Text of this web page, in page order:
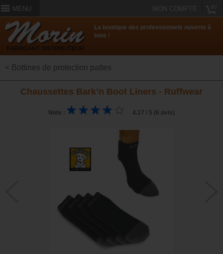
MENU MON COMPTE
La boutique des professionnels ouverte à
tous !
< Bottines de protection pattes
Chaussettes Bark’n Boot Liners - Ruffwear
Note : 4.17 / 5 (6 avis)